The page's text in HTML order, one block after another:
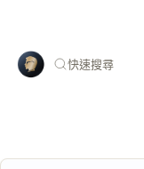
快速搜尋